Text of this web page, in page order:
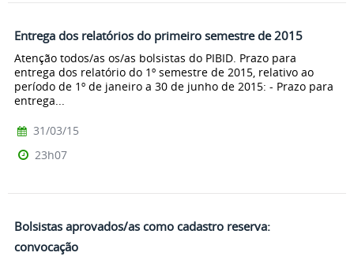
Entrega dos relatórios do primeiro semestre de 2015
Atenção todos/as os/as bolsistas do PIBID. Prazo para
entrega dos relatório do 1º semestre de 2015, relativo ao
período de 1º de janeiro a 30 de junho de 2015: - Prazo para
entrega...
31/03/15
23h07
Bolsistas aprovados/as como cadastro reserva:
convocação